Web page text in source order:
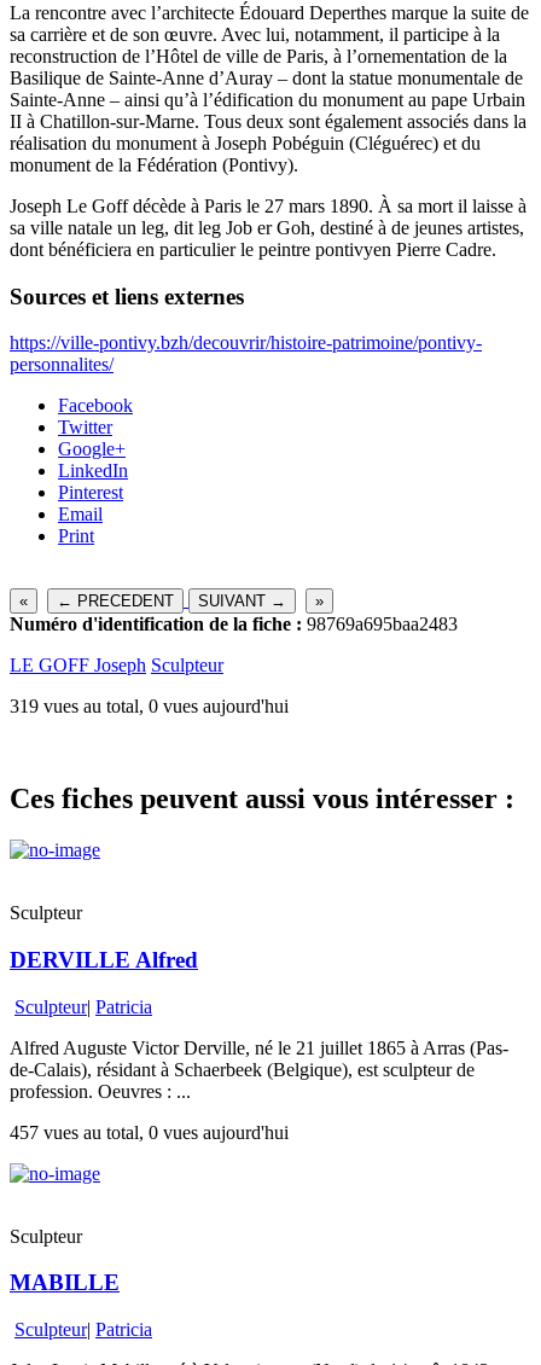
La rencontre avec l’architecte Édouard Deperthes marque la suite de
sa carrière et de son œuvre. Avec lui, notamment, il participe à la
reconstruction de l’Hôtel de ville de Paris, à l’ornementation de la
Basilique de Sainte-Anne d’Auray – dont la statue monumentale de
Sainte-Anne – ainsi qu’à l’édification du monument au pape Urbain
II à Chatillon-sur-Marne. Tous deux sont également associés dans la
réalisation du monument à Joseph Pobéguin (Cléguérec) et du
monument de la Fédération (Pontivy).
Joseph Le Goff décède à Paris le 27 mars 1890. À sa mort il laisse à
sa ville natale un leg, dit leg Job er Goh, destiné à de jeunes artistes,
dont bénéficiera en particulier le peintre pontivyen Pierre Cadre.
Sources et liens externes
https://ville-pontivy.bzh/decouvrir/histoire-patrimoine/pontivy-
personnalites/
Facebook
Twitter
Google+
LinkedIn
Pinterest
Email
Print
« ← PRECEDENT SUIVANT → »
Numéro d'identification de la fiche : 98769a695baa2483
LE GOFF Joseph Sculpteur
319 vues au total, 0 vues aujourd'hui
Ces fiches peuvent aussi vous intéresser :
Sculpteur
DERVILLE Alfred
Sculpteur| Patricia
Alfred Auguste Victor Derville, né le 21 juillet 1865 à Arras (Pas-
de-Calais), résidant à Schaerbeek (Belgique), est sculpteur de
profession. Oeuvres : ...
457 vues au total, 0 vues aujourd'hui
Sculpteur
MABILLE
Sculpteur| Patricia